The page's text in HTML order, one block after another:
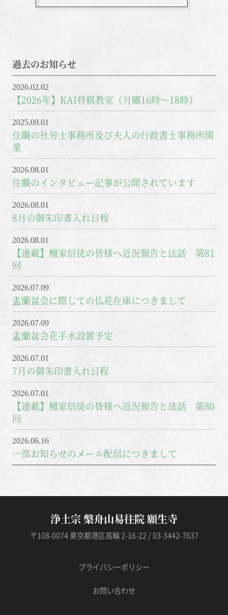
過去のお知らせ
2026.02.02
【2026年】KAI将棋教室（月曜16時～18時）
2025.09.01
住職の社労士事務所及び夫人の行政書士事務所開
業
2026.08.01
住職のインタビュー記事が公開されています
2026.08.01
8月の御朱印書入れ日程
2026.08.01
【連載】檀家信徒の皆様へ近況報告と法話 第81
回
2026.07.09
盂蘭盆会に際しての仏花在庫につきまして
2026.07.09
盂蘭盆会花手水設置予定
2026.07.01
7月の御朱印書入れ日程
2026.07.01
【連載】檀家信徒の皆様へ近況報告と法話 第80
回
2026.06.16
一部お知らせのメール配信につきまして
浄土宗 槃舟山易往院 願生寺
〒108-0074 東京都港区高輪 2-16-22 / 03-3442-7637
プライバシーポリシー
お問い合わせ